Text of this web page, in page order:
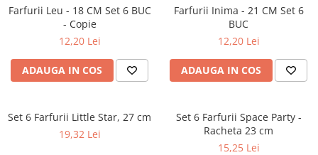
Seturi de artificii
Stroboscoape
Torte de stadion
Vulcani electrici
Kendama Special
Kendama Super Sticky
Kendama Super Sticky Big Cup V2
Kendama Zen V3 Cupe Mari
Petreceri Animale
Petreceri Sportive
Farfurii Leu - 18 CM Set 6 BUC
- Copie
12,20 Lei
ADAUGA IN COS
Farfurii Inima - 21 CM Set 6
BUC
12,20 Lei
ADAUGA IN COS
Set 6 Farfurii Little Star, 27 cm
19,32 Lei
Set 6 Farfurii Space Party -
Racheta 23 cm
15,25 Lei